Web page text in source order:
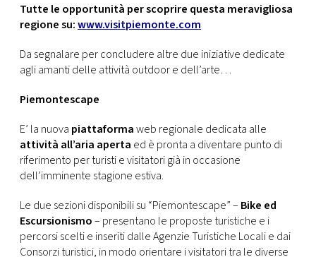
Tutte le opportunità per scoprire questa meravigliosa
regione su:www.visitpiemonte.com
Da segnalare per concludere altre due iniziative dedicate
agli amanti delle attività outdoor e dell’arte…
Piemontescape
E’ la nuova piattaformaweb regionale dedicata alle
attività all’aria aperta ed è pronta a diventare punto di
riferimento per turisti e visitatori già in occasione
dell’imminente stagione estiva.
Le due sezioni disponibili su “Piemontescape” – Bike ed
Escursionismo– presentano le proposte turistiche e i
percorsi scelti e inseriti dalle Agenzie Turistiche Locali e dai
Consorzi turistici, in modo orientare i visitatori tra le diverse